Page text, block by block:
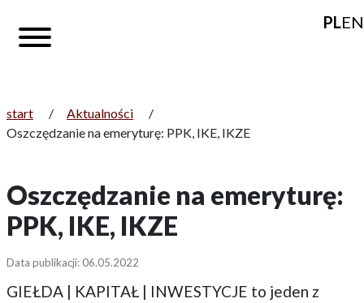
PLEN
start / Aktualności
/
Oszczędzanie na emeryturę: PPK, IKE, IKZE
Oszczędzanie na emeryturę:
PPK, IKE, IKZE
Data publikacji: 06.05.2022
GIEŁDA | KAPITAŁ | INWESTYCJE to jeden z